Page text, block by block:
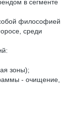
в сегменте
философией
среди
зоны);
- очищение,